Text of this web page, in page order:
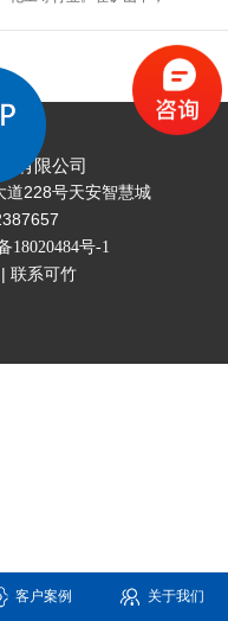
矿石、煤炭、成品砂、水
量，从而帮助矿山企业解
计量：电子皮带秤提供高
以准确记录每个采样周期
有效避免了人为误差和非
：电子皮带秤集输送、称
了生产效率，还能降低操
有限公司
道228号天安智慧城
18020484号-1
| 联系可竹
客户案例 关于我们